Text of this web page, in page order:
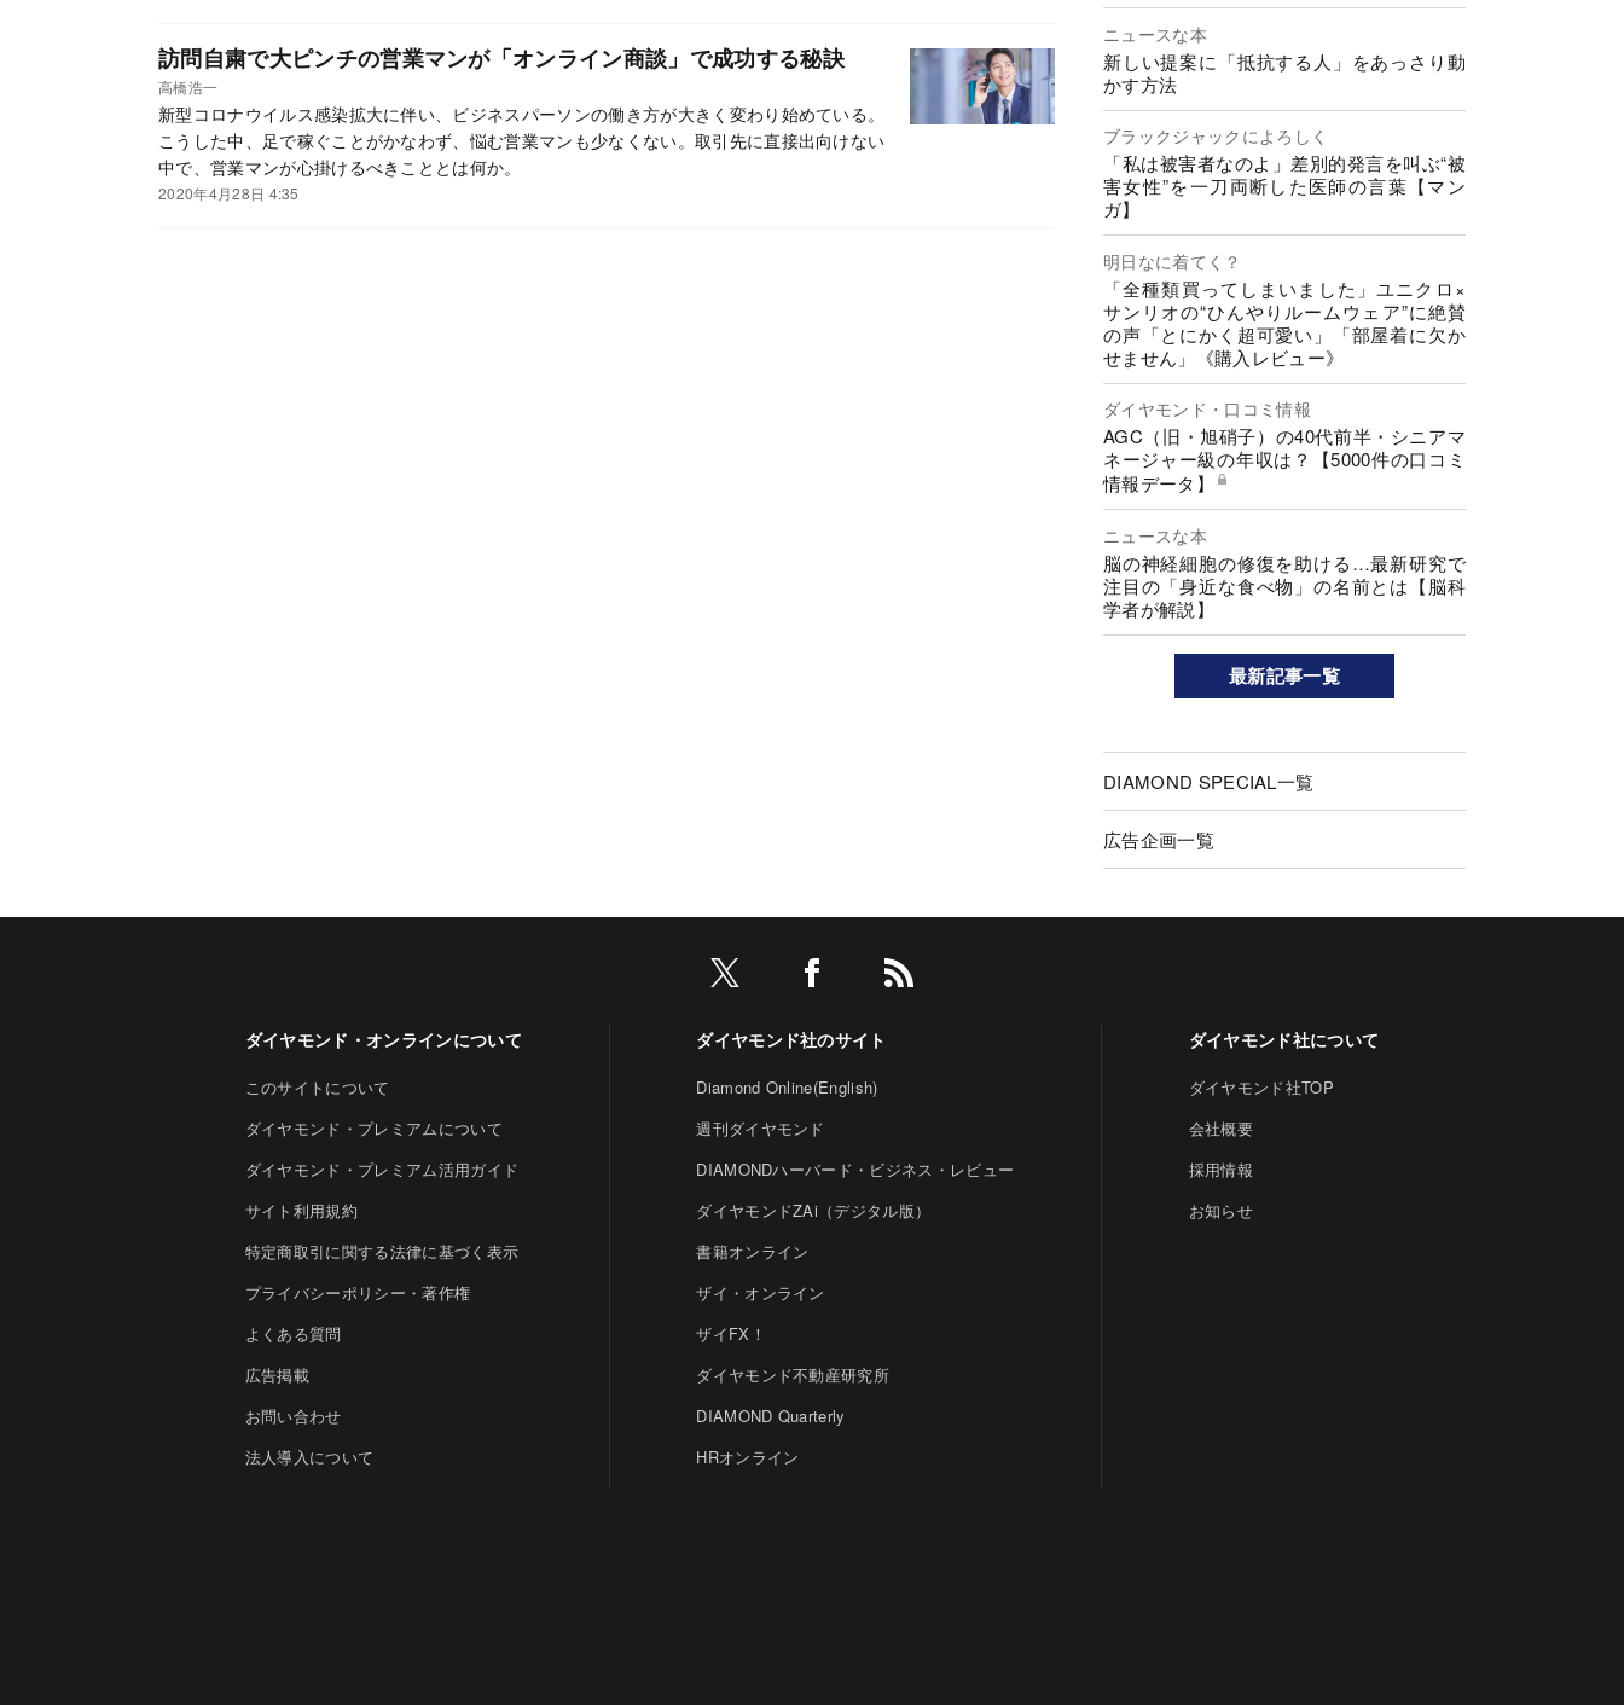
訪問自粛で大ピンチの営業マンが「オンライン商談」で成功する秘訣
高橋浩一
新型コロナウイルス感染拡大に伴い、ビジネスパーソンの働き方が大きく変わり始めている。
こうした中、足で稼ぐことがかなわず、悩む営業マンも少なくない。取引先に直接出向けない
中で、営業マンが心掛けるべきこととは何か。
2020年4月28日 4:35
ニュースな本
新しい提案に「抵抗する人」をあっさり動
かす方法
ブラックジャックによろしく
「私は被害者なのよ」差別的発言を叫ぶ“被
害女性”を一刀両断した医師の言葉【マン
ガ】
明日なに着てく？
「全種類買ってしまいました」ユニクロ×
サンリオの“ひんやりルームウェア”に絶賛
の声「とにかく超可愛い」「部屋着に欠か
せません」《購入レビュー》
ダイヤモンド・口コミ情報
AGC（旧・旭硝子）の40代前半・シニアマ
ネージャー級の年収は？【5000件の口コミ
情報データ】
ニュースな本
脳の神経細胞の修復を助ける…最新研究で
注目の「身近な食べ物」の名前とは【脳科
学者が解説】
最新記事一覧
DIAMOND SPECIAL一覧
広告企画一覧
ダイヤモンド・オンラインについて
このサイトについて
ダイヤモンド・プレミアムについて
ダイヤモンド・プレミアム活用ガイド
サイト利用規約
特定商取引に関する法律に基づく表示
プライバシーポリシー・著作権
よくある質問
広告掲載
お問い合わせ
法人導入について
ダイヤモンド社のサイト
Diamond Online(English)
週刊ダイヤモンド
DIAMONDハーバード・ビジネス・レビュー
ダイヤモンドZAi（デジタル版）
書籍オンライン
ザイ・オンライン
ザイFX！
ダイヤモンド不動産研究所
DIAMOND Quarterly
HRオンライン
ダイヤモンド社について
ダイヤモンド社TOP
会社概要
採用情報
お知らせ